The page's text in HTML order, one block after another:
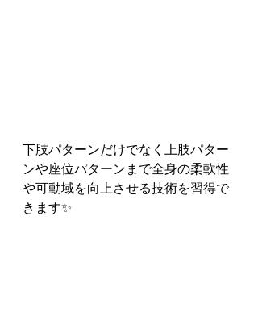
下肢パターンだけでなく上肢パター
ンや座位パターンまで全身の柔軟性
や可動域を向上させる技術を習得で
きます✨